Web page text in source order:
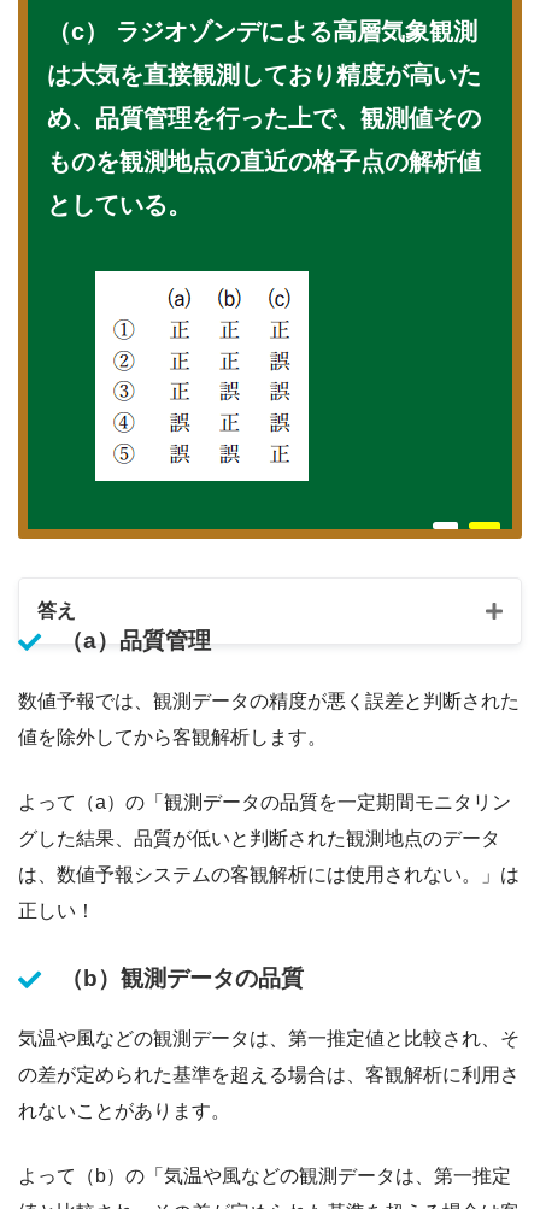
（c） ラジオゾンデによる高層気象観測
は大気を直接観測しており精度が高いた
め、品質管理を行った上で、観測値その
ものを観測地点の直近の格子点の解析値
としている。
答え
（a）品質管理
数値予報では、観測データの精度が悪く誤差と判断された
値を除外してから客観解析します。
よって（a）の「観測データの品質を一定期間モニタリン
グした結果、品質が低いと判断された観測地点のデータ
は、数値予報システムの客観解析には使用されない。」は
正しい！
（b）観測データの品質
気温や風などの観測データは、第一推定値と比較され、そ
の差が定められた基準を超える場合は、客観解析に利用さ
れないことがあります。
よって（b）の「気温や風などの観測データは、第一推定